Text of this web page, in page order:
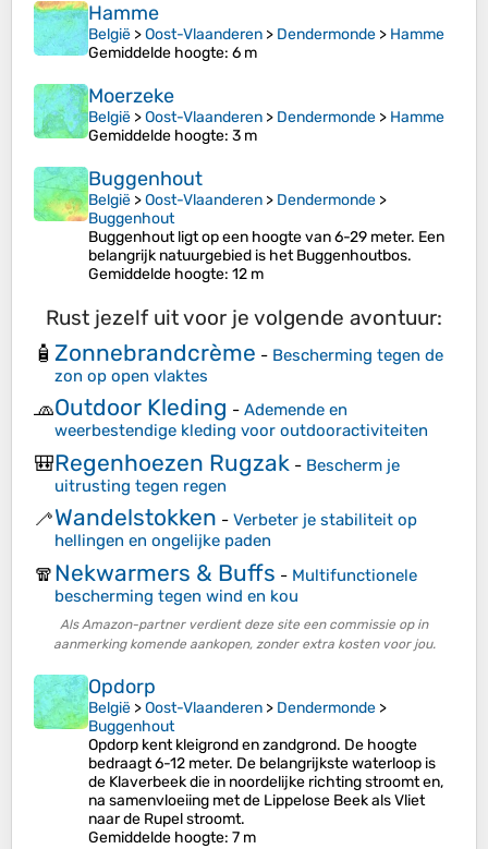
Hamme
België >Oost-Vlaanderen > Dendermonde > Hamme
Gemiddelde hoogte: 6 m
Moerzeke
België >Oost-Vlaanderen > Dendermonde > Hamme
Gemiddelde hoogte: 3 m
Buggenhout
België >Oost-Vlaanderen > Dendermonde >
Buggenhout
Buggenhout ligt op een hoogte van 6-29 meter. Een
belangrijk natuurgebied is het Buggenhoutbos.
Gemiddelde hoogte: 12 m
Rust jezelf uit voor je volgende avontuur:
🧴 Zonnebrandcrème - Bescherming tegen de
zon op open vlaktes
🧢Outdoor Kleding - Ademende en
weerbestendige kleding voor outdooractiviteiten
🎒Regenhoezen Rugzak - Bescherm je
uitrusting tegen regen
🦯Wandelstokken - Verbeter je stabiliteit op
hellingen en ongelijke paden
🧣Nekwarmers & Buffs - Multifunctionele
bescherming tegen wind en kou
Als Amazon-partner verdient deze site een commissie op in
aanmerking komende aankopen, zonder extra kosten voor jou.
Opdorp
België >Oost-Vlaanderen > Dendermonde >
Buggenhout
Opdorp kent kleigrond en zandgrond. De hoogte
bedraagt 6-12 meter. De belangrijkste waterloop is
de Klaverbeek die in noordelijke richting stroomt en,
na samenvloeiing met de Lippelose Beek als Vliet
naar de Rupel stroomt.
Gemiddelde hoogte: 7 m